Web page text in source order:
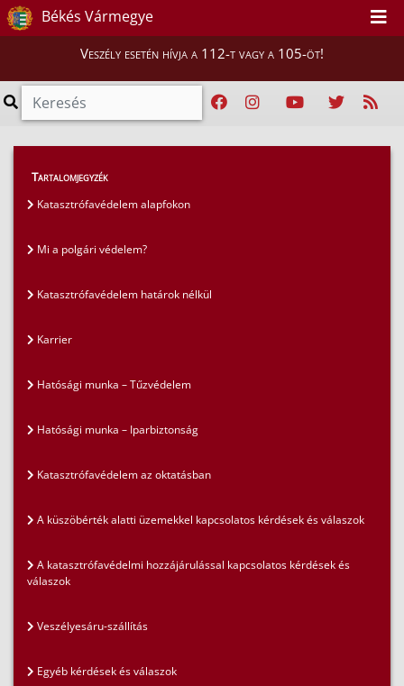
Békés Vármegye
Veszély esetén hívja a 112-t vagy a 105-öt!
GYIK > Gyakran ismételt kérdések
Tartalomjegyzék
Katasztrófavédelem alapfokon
Mi a polgári védelem?
Katasztrófavédelem határok nélkül
Karrier
Hatósági munka – Tűzvédelem
Hatósági munka – Iparbiztonság
Katasztrófavédelem az oktatásban
A küszöbérték alatti üzemekkel kapcsolatos kérdések és válaszok
A katasztrófavédelmi hozzájárulással kapcsolatos kérdések és
válaszok
Veszélyesáru-szállítás
Egyéb kérdések és válaszok